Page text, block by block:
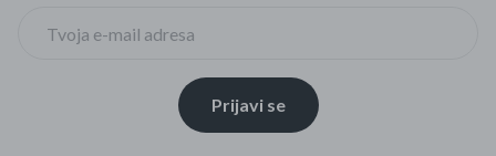
Prijavi se